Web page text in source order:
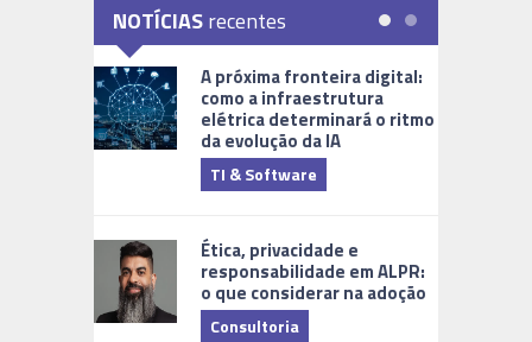
NOTÍCIASrecentes
A próxima fronteira digital:
como a infraestrutura
elétrica determinará o ritmo
da evolução da IA
TI & Software
Ética, privacidade e
responsabilidade em ALPR:
o que considerar na adoção
Consultoria